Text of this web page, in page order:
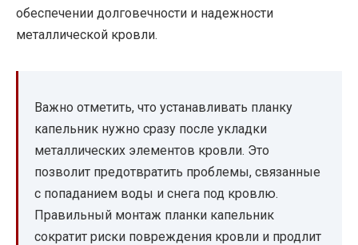
обеспечении долговечности и надежности
металлической кровли.
Важно отметить, что устанавливать планку
капельник нужно сразу после укладки
металлических элементов кровли. Это
позволит предотвратить проблемы, связанные
с попаданием воды и снега под кровлю.
Правильный монтаж планки капельник
сократит риски повреждения кровли и продлит